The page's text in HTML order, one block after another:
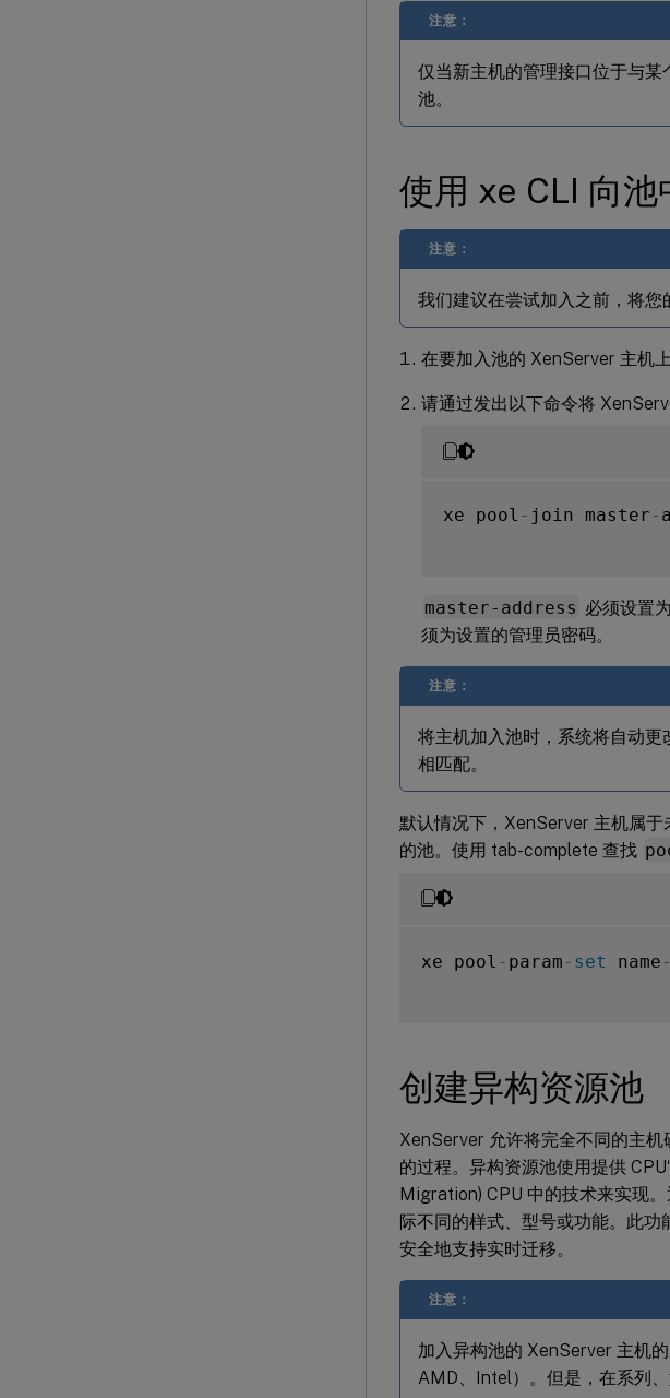
注意：
仅当新主机的管理接口位于与
池。
使用 xe CLI 向池
注意：
我们建议在尝试加入之前，将您
在要加入池的 XenServer 主机
请通过发出以下命令将
xe pool - join master -
master-address 必须设置
须为设置的管理员密码。
注意：
将主机加入池时，系统将自动
相匹配。
默认情况下，XenServer 主机属
的池。使用 tab-complete 查找
xe pool - param - set name -
创建异构资源池
XenServer 允许将完全不同的主
的过程。异构资源池使用提供
Migration) CPU 中的技术来实现
际不同的样式、型号或功能。此
安全地支持实时迁移。
注意：
加入异构池的 XenServer 主机
AMD、Intel）。但是，在系列